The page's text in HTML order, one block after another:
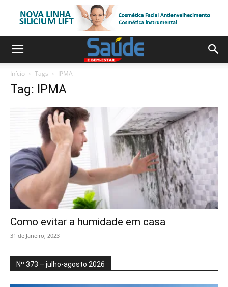
Início Tags IPMA
Tag: IPMA
Como evitar a humidade em casa
31 de Janeiro, 2023
Nº 373 – julho-agosto 2026